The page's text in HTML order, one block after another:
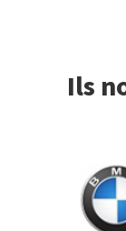
Ils